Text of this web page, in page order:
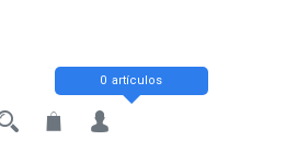
0 artículos